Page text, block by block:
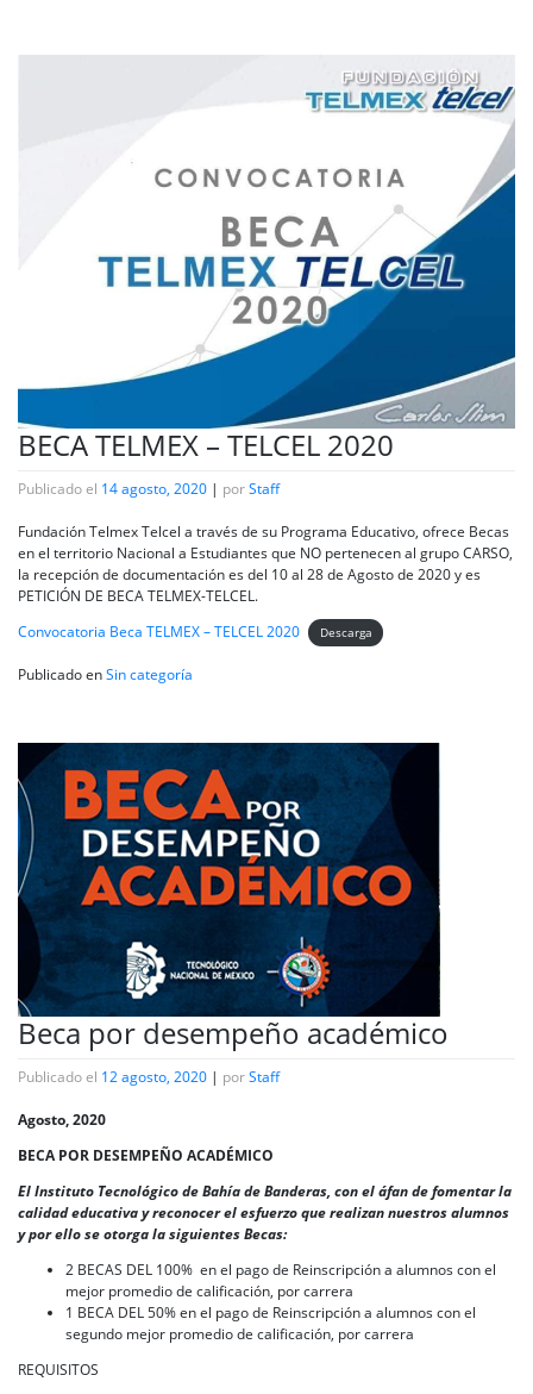
BECA TELMEX – TELCEL 2020
Publicado el 14 agosto, 2020 | porStaff
Fundación Telmex Telcel a través de su Programa Educativo, ofrece Becas
en el territorio Nacional a Estudiantes que NO pertenecen al grupo CARSO,
la recepción de documentación es del 10 al 28 de Agosto de 2020 y es
PETICIÓN DE BECA TELMEX-TELCEL.
Convocatoria Beca TELMEX – TELCEL 2020
Descarga
Publicado enSin categoría
Beca por desempeño académico
Publicado el 12 agosto, 2020 | porStaff
Agosto, 2020
BECA POR DESEMPEÑO ACADÉMICO
El Instituto Tecnológico de Bahía de Banderas, con el áfan de fomentar la
calidad educativa y reconocer el esfuerzo que realizan nuestros alumnos
y por ello se otorga la siguientes Becas:
2 BECAS DEL 100% en el pago de Reinscripción a alumnos con el
mejor promedio de calificación, por carrera
1 BECA DEL 50% en el pago de Reinscripción a alumnos con el
segundo mejor promedio de calificación, por carrera
REQUISITOS